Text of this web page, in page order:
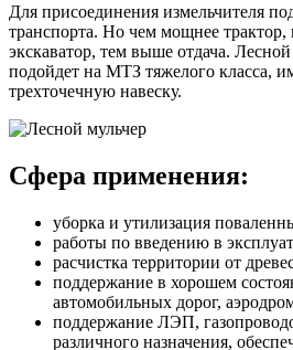
Для присоединения измельчителя
транспорта. Но чем мощнее трактор,
экскаватор, тем выше отдача.
подойдет на МТЗ тяжелого класса,
трехточечную навеску.
Сфера применения:
уборка и утилизация
работы по введению в
расчистка территории от
поддержание в хорошем
автомобильных дорог,
поддержание ЛЭП,
различного назначения,